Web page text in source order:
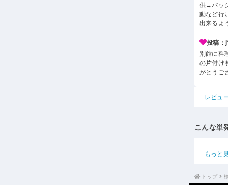
供→バッ
動など行
出来るよ
投稿
別館に料
の片付け
がとうご
レビュ
こんな単
もっと
トップ